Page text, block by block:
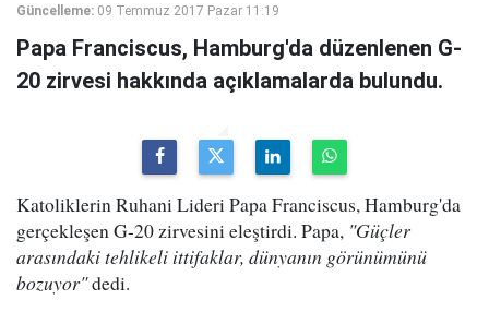
Güncelleme: 09 Temmuz 2017 Pazar 11:19
Papa Franciscus, Hamburg'da düzenlenen G-
20 zirvesi hakkında açıklamalarda bulundu.
Katoliklerin Ruhani Lideri Papa Franciscus, Hamburg'da
gerçekleşen G-20 zirvesini eleştirdi. Papa, "Güçler
arasındaki tehlikeli ittifaklar, dünyanın görünümünü
bozuyor"dedi.